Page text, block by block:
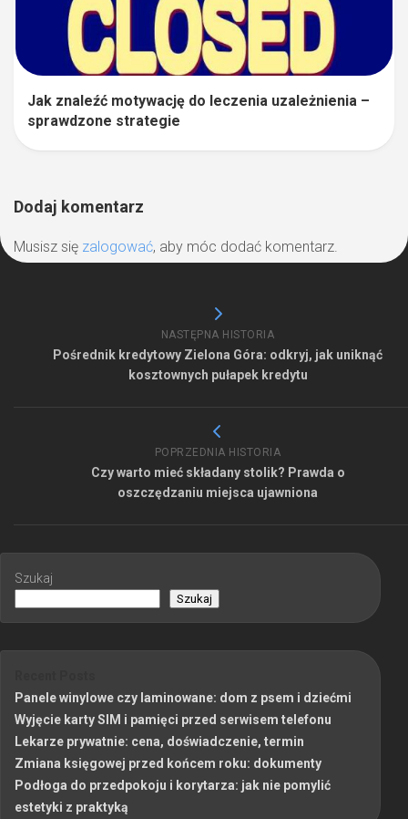
Jak znaleźć motywację do leczenia uzależnienia –
sprawdzone strategie
Dodaj komentarz
Musisz się zalogować, aby móc dodać komentarz.
NASTĘPNA HISTORIA
Pośrednik kredytowy Zielona Góra: odkryj, jak uniknąć
kosztownych pułapek kredytu
POPRZEDNIA HISTORIA
Czy warto mieć składany stolik? Prawda o
oszczędzaniu miejsca ujawniona
Szukaj
Szukaj
Panele winylowe czy laminowane: dom z psem i dziećmi
Wyjęcie karty SIM i pamięci przed serwisem telefonu
Lekarze prywatnie: cena, doświadczenie, termin
Zmiana księgowej przed końcem roku: dokumenty
Podłoga do przedpokoju i korytarza: jak nie pomylić
estetyki z praktyką